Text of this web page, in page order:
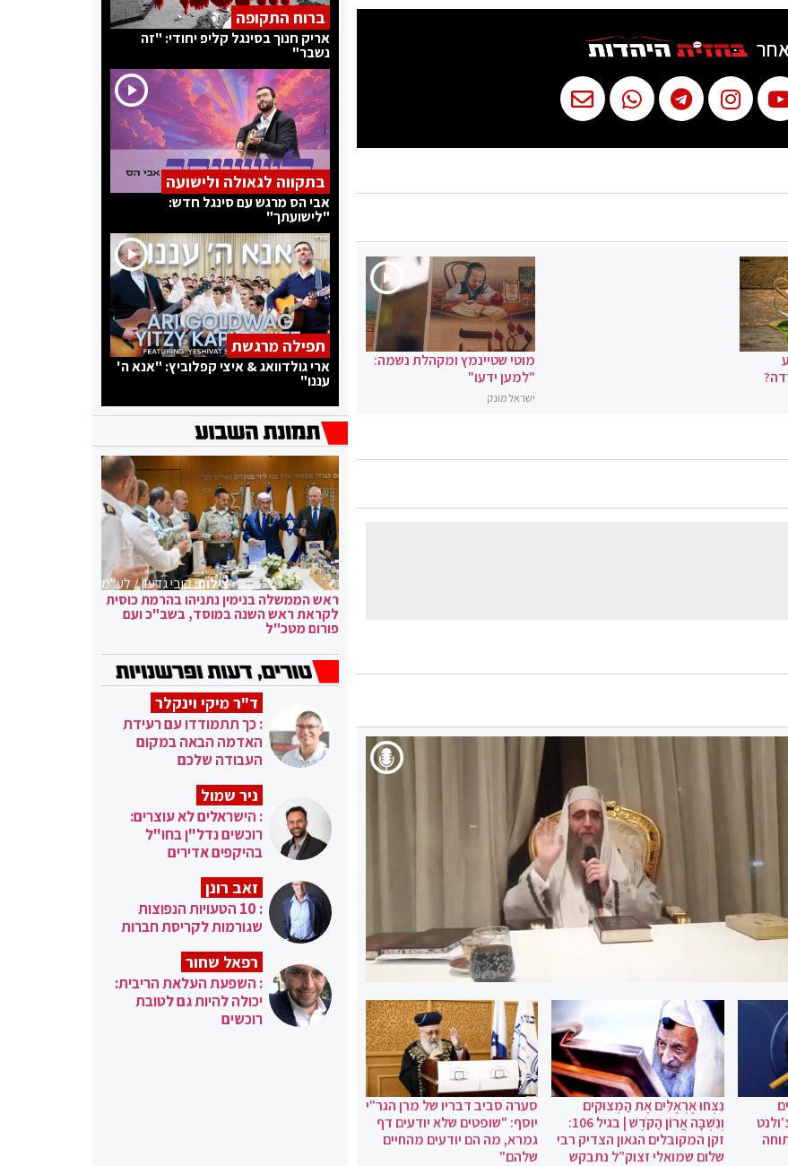
מוטי שטיינמץ ומקהלת נשמה:
"למען ידעו"
ישראל מונק
נִצְּחוּ אֶרְאֶלִּים אֶת הַמְּצוּקִים
וְנִשְׁבָּה אֲרוֹן הַקֹּדֶשׁ | בגיל 106:
זקן המקובלים הגאון הצדיק רבי
שלום שמואלי זצוק”ל נתבקש
סערה סביב דבריו של מרן הגר"י
יוסף: "שופטים שלא יודעים דף
גמרא, מה הם יודעים מהחיים
שלהם"
ברוח התקופה
אריק חנוך בסינגל קליפ יחודי: "זה
נשבר"
בתקווה לגאולה ולישועה
אבי הס מרגש עם סינגל חדש:
"לישועתך"
תפילה מרגשת
ארי גולדוואג & איצי קפלוביץ: "אנא ה'
עננו"
צילום:קובי גדעון / לע"מ
ראש הממשלה בנימין נתניהו בהרמת כוסית
לקראת ראש השנה במוסד, בשב"כ ועם
פורום מטכ"ל
ד"ר מיקי וינקלר
: כך תתמודדו עם רעידת
האדמה הבאה במקום
העבודה שלכם
ניר שמול
: הישראלים לא עוצרים:
רוכשים נדל"ן בחו"ל
בהיקפים אדירים
זאב רונן
: 10 הטעויות הנפוצות
שגורמות לקריסת חברות
רפאל שחור
: השפעת העלאת הריבית:
יכולה להיות גם לטובת
רוכשים